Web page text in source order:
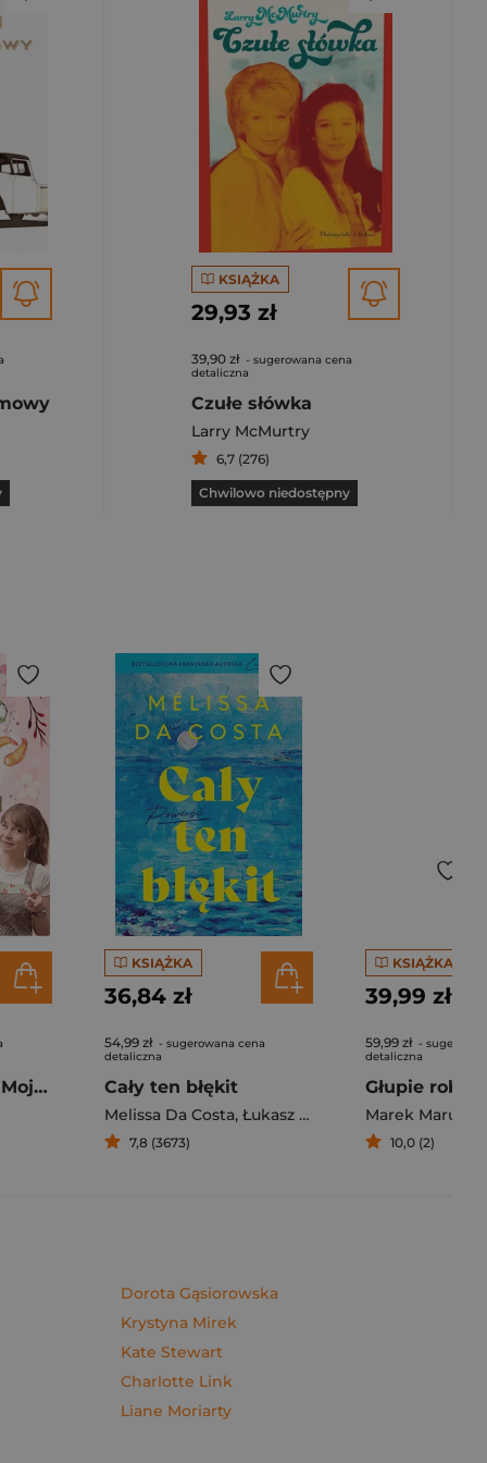
KSIĄŻKA
29,93 zł
39,90 zł - sugerowana cena
detaliczna
Czułe słówka
Larry McMurtry
6,7 (276)
Chwilowo niedostępny
Pierogi z kimchi. Moje ulubione azjatyckie przepisy - książka z autografem
KSIĄŻKA
36,84 zł
54,99 zł - sugerowana cena
detaliczna
Cały ten błękit
Melissa Da Costa, Łukasz Müller
7,8 (3673)
KSIĄŻKA
39,99 zł
59,99 zł -
detaliczna
Marek
10,0 (2)
Dorota Gąsiorowska
Krystyna Mirek
Kate Stewart
Charlotte Link
Liane Moriarty